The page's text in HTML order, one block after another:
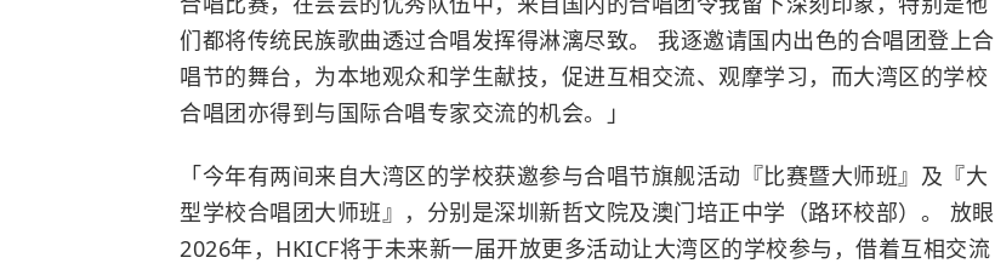
们都将传统民族歌曲透过合唱发挥得淋漓尽致。 我逐邀请国内出色的合唱团登上合
唱节的舞台，为本地观众和学生献技，促进互相交流、观摩学习，而大湾区的学校
合唱团亦得到与国际合唱专家交流的机会。」
「今年有两间来自大湾区的学校获邀参与合唱节旗舰活动『比赛暨大师班』及『大
型学校合唱团大师班』，分别是深圳新哲文院及澳门培正中学（路环校部）。 放眼
2026年，HKICF将于未来新一届开放更多活动让大湾区的学校参与，借着互相交流